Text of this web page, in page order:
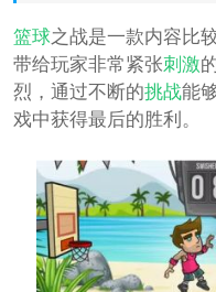
篮球之战是一款内容比
带给玩家非常紧张刺激
烈，通过不断的挑战能
戏中获得最后的胜利。